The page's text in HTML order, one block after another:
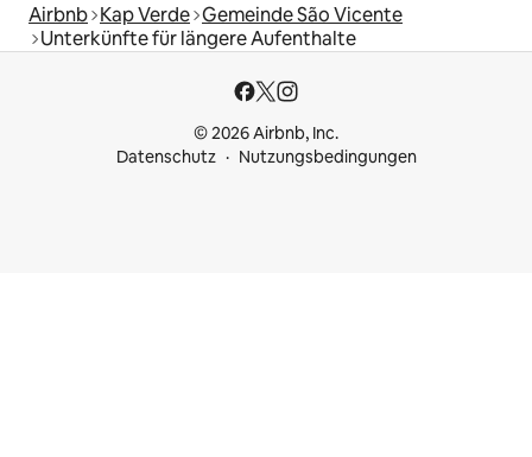
Airbnb Kap Verde Gemeinde São Vicente
Unterkünfte für längere Aufenthalte
© 2026 Airbnb, Inc.
Datenschutz
Nutzungsbedingungen